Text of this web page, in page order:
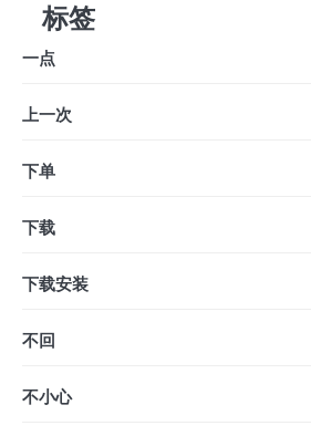
标签
一点
上一次
下单
下载
下载安装
不回
不小心